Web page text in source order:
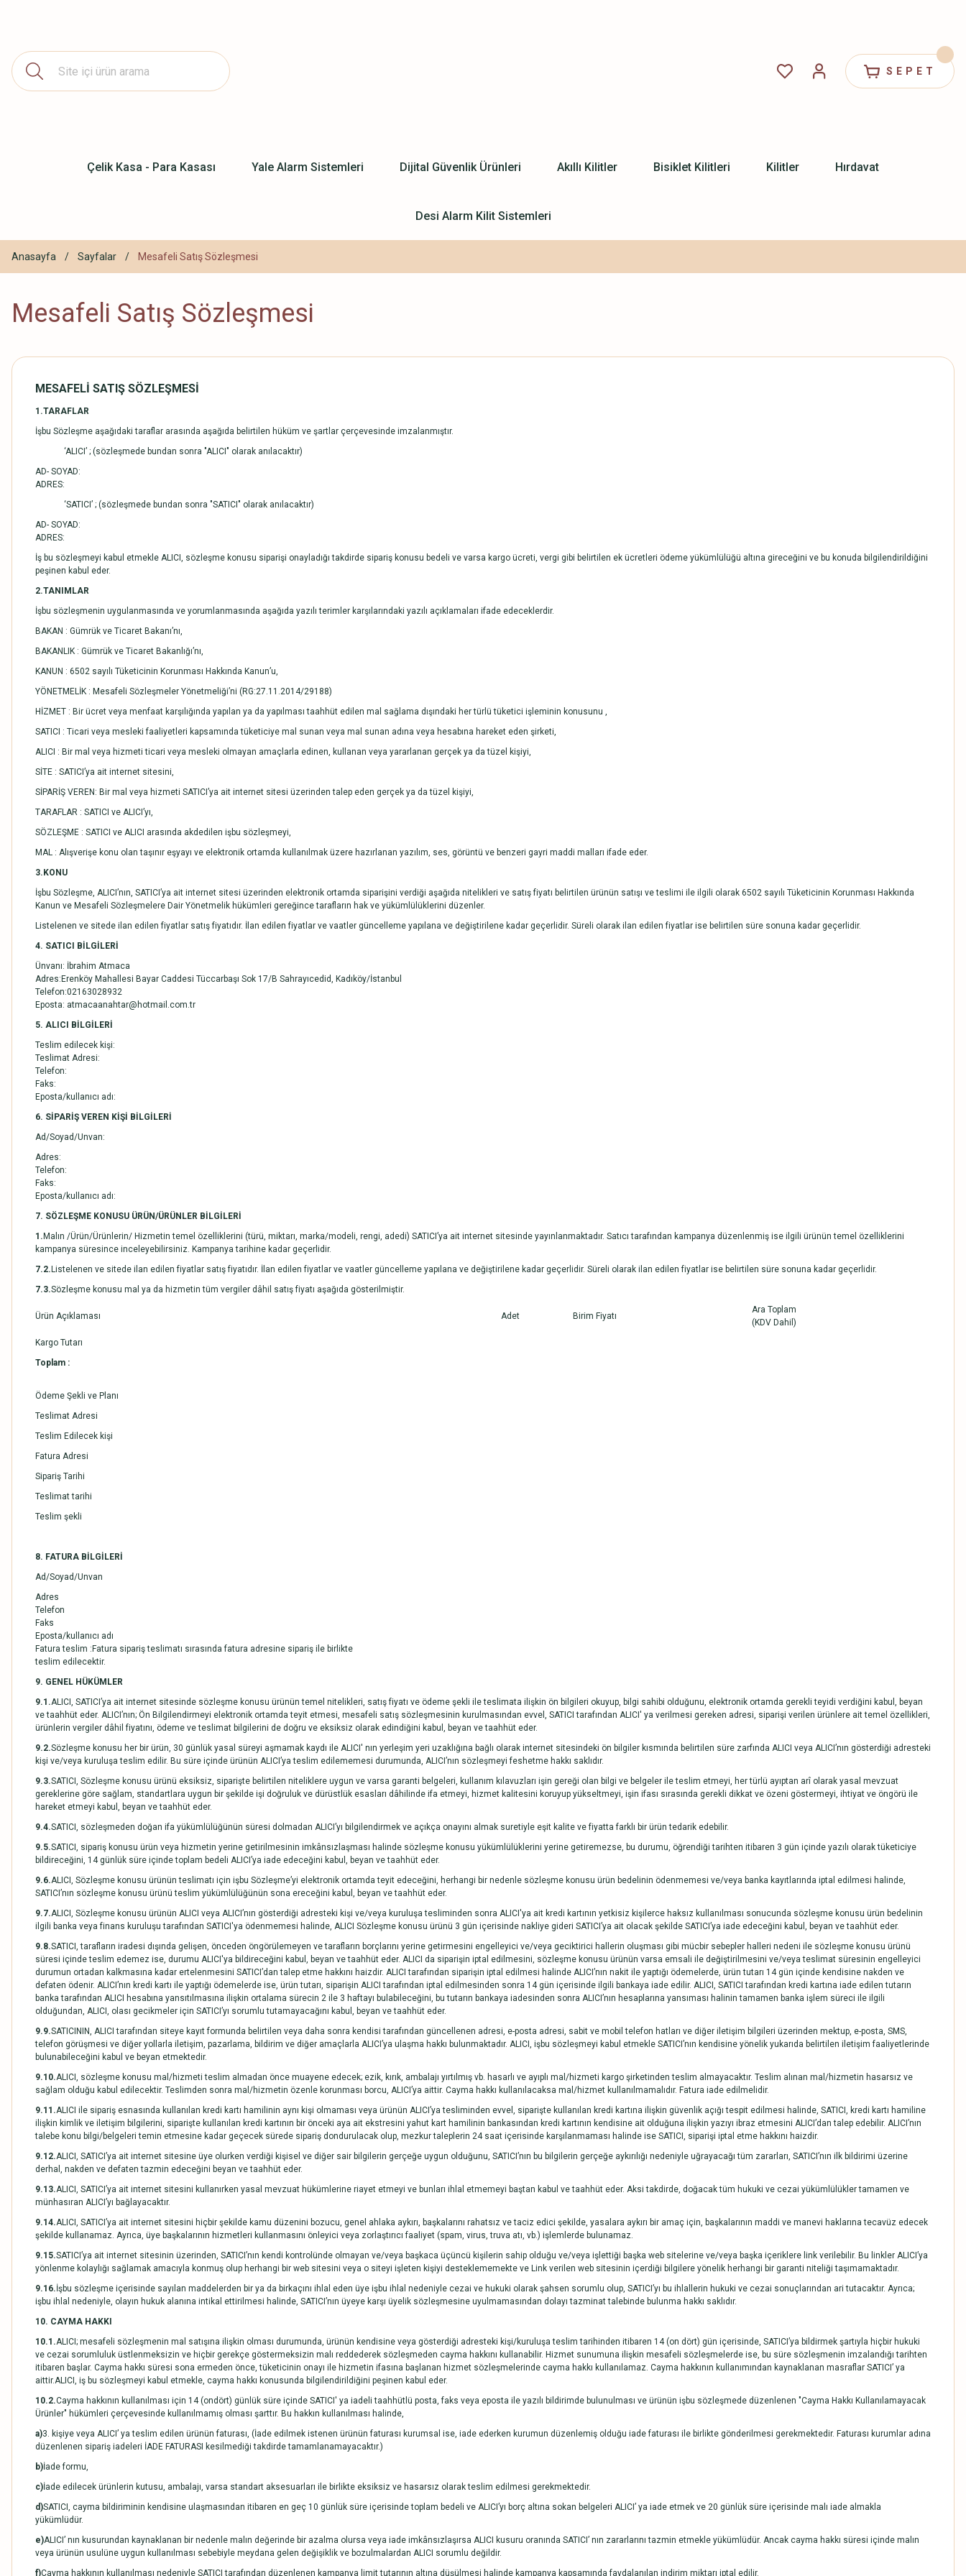
SEPET
Çelik Kasa - Para Kasası Yale Alarm Sistemleri Dijital Güvenlik Ürünleri Akıllı Kilitler Bisiklet Kilitleri Kilitler Hırdavat
Desi Alarm Kilit Sistemleri
Anasayfa Sayfalar Mesafeli Satış Sözleşmesi
Mesafeli Satış Sözleşmesi
MESAFELİ SATIŞ SÖZLEŞMESİ
1.TARAFLAR
İşbu Sözleşme aşağıdaki taraflar arasında aşağıda belirtilen hüküm ve şartlar çerçevesinde imzalanmıştır.
‘ALICI’ ; (sözleşmede bundan sonra "ALICI" olarak anılacaktır)
AD- SOYAD:
ADRES:
‘SATICI’ ; (sözleşmede bundan sonra "SATICI" olarak anılacaktır)
AD- SOYAD:
ADRES:
İş bu sözleşmeyi kabul etmekle ALICI, sözleşme konusu siparişi onayladığı takdirde sipariş konusu bedeli ve varsa kargo ücreti, vergi gibi belirtilen ek ücretleri ödeme yükümlülüğü altına gireceğini ve bu konuda bilgilendirildiğini
peşinen kabul eder.
2.TANIMLAR
İşbu sözleşmenin uygulanmasında ve yorumlanmasında aşağıda yazılı terimler karşılarındaki yazılı açıklamaları ifade edeceklerdir.
BAKAN : Gümrük ve Ticaret Bakanı’nı,
BAKANLIK : Gümrük ve Ticaret Bakanlığı’nı,
KANUN : 6502 sayılı Tüketicinin Korunması Hakkında Kanun’u,
YÖNETMELİK : Mesafeli Sözleşmeler Yönetmeliği’ni (RG:27.11.2014/29188)
HİZMET : Bir ücret veya menfaat karşılığında yapılan ya da yapılması taahhüt edilen mal sağlama dışındaki her türlü tüketici işleminin konusunu ,
SATICI : Ticari veya mesleki faaliyetleri kapsamında tüketiciye mal sunan veya mal sunan adına veya hesabına hareket eden şirketi,
ALICI : Bir mal veya hizmeti ticari veya mesleki olmayan amaçlarla edinen, kullanan veya yararlanan gerçek ya da tüzel kişiyi,
SİTE : SATICI’ya ait internet sitesini,
SİPARİŞ VEREN: Bir mal veya hizmeti SATICI’ya ait internet sitesi üzerinden talep eden gerçek ya da tüzel kişiyi,
TARAFLAR : SATICI ve ALICI’yı,
SÖZLEŞME : SATICI ve ALICI arasında akdedilen işbu sözleşmeyi,
MAL : Alışverişe konu olan taşınır eşyayı ve elektronik ortamda kullanılmak üzere hazırlanan yazılım, ses, görüntü ve benzeri gayri maddi malları ifade eder.
3.KONU
İşbu Sözleşme, ALICI’nın, SATICI’ya ait internet sitesi üzerinden elektronik ortamda siparişini verdiği aşağıda nitelikleri ve satış fiyatı belirtilen ürünün satışı ve teslimi ile ilgili olarak 6502 sayılı Tüketicinin Korunması Hakkında
Kanun ve Mesafeli Sözleşmelere Dair Yönetmelik hükümleri gereğince tarafların hak ve yükümlülüklerini düzenler.
Listelenen ve sitede ilan edilen fiyatlar satış fiyatıdır. İlan edilen fiyatlar ve vaatler güncelleme yapılana ve değiştirilene kadar geçerlidir. Süreli olarak ilan edilen fiyatlar ise belirtilen süre sonuna kadar geçerlidir.
4. SATICI BİLGİLERİ
Ünvanı: İbrahim Atmaca
Adres:Erenköy Mahallesi Bayar Caddesi Tüccarbaşı Sok 17/B Sahrayıcedid, Kadıköy/İstanbul
Telefon:02163028932
Eposta: atmacaanahtar@hotmail.com.tr
5. ALICI BİLGİLERİ
Teslim edilecek kişi:
Teslimat Adresi:
Telefon:
Faks:
Eposta/kullanıcı adı:
6. SİPARİŞ VEREN KİŞİ BİLGİLERİ
Ad/Soyad/Unvan:
Adres:
Telefon:
Faks:
Eposta/kullanıcı adı:
7. SÖZLEŞME KONUSU ÜRÜN/ÜRÜNLER BİLGİLERİ
1. Malın /Ürün/Ürünlerin/ Hizmetin temel özelliklerini (türü, miktarı, marka/modeli, rengi, adedi) SATICI’ya ait internet sitesinde yayınlanmaktadır. Satıcı tarafından kampanya düzenlenmiş ise ilgili ürünün temel özelliklerini
kampanya süresince inceleyebilirsiniz. Kampanya tarihine kadar geçerlidir.
7.2. Listelenen ve sitede ilan edilen fiyatlar satış fiyatıdır. İlan edilen fiyatlar ve vaatler güncelleme yapılana ve değiştirilene kadar geçerlidir. Süreli olarak ilan edilen fiyatlar ise belirtilen süre sonuna kadar geçerlidir.
7.3.Sözleşme konusu mal ya da hizmetin tüm vergiler dâhil satış fiyatı aşağıda gösterilmiştir.
Ürün Açıklaması Adet Birim Fiyatı
Ara Toplam
(KDV Dahil)
Kargo Tutarı
Toplam :
Ödeme Şekli ve Planı
Teslimat Adresi
Teslim Edilecek kişi
Fatura Adresi
Sipariş Tarihi
Teslimat tarihi
Teslim şekli
8. FATURA BİLGİLERİ
Ad/Soyad/Unvan
Adres
Telefon
Faks
Eposta/kullanıcı adı
Fatura teslim :Fatura sipariş teslimatı sırasında fatura adresine sipariş ile birlikte
teslim edilecektir.
9. GENEL HÜKÜMLER
9.1.ALICI, SATICI’ya ait internet sitesinde sözleşme konusu ürünün temel nitelikleri, satış fiyatı ve ödeme şekli ile teslimata ilişkin ön bilgileri okuyup, bilgi sahibi olduğunu, elektronik ortamda gerekli teyidi verdiğini kabul, beyan
ve taahhüt eder. ALICI’nın; Ön Bilgilendirmeyi elektronik ortamda teyit etmesi, mesafeli satış sözleşmesinin kurulmasından evvel, SATICI tarafından ALICI' ya verilmesi gereken adresi, siparişi verilen ürünlere ait temel özellikleri,
ürünlerin vergiler dâhil fiyatını, ödeme ve teslimat bilgilerini de doğru ve eksiksiz olarak edindiğini kabul, beyan ve taahhüt eder.
9.2.Sözleşme konusu her bir ürün, 30 günlük yasal süreyi aşmamak kaydı ile ALICI' nın yerleşim yeri uzaklığına bağlı olarak internet sitesindeki ön bilgiler kısmında belirtilen süre zarfında ALICI veya ALICI’nın gösterdiği adresteki
kişi ve/veya kuruluşa teslim edilir. Bu süre içinde ürünün ALICI’ya teslim edilememesi durumunda, ALICI’nın sözleşmeyi feshetme hakkı saklıdır.
9.3.SATICI, Sözleşme konusu ürünü eksiksiz, siparişte belirtilen niteliklere uygun ve varsa garanti belgeleri, kullanım kılavuzları işin gereği olan bilgi ve belgeler ile teslim etmeyi, her türlü ayıptan arî olarak yasal mevzuat
gereklerine göre sağlam, standartlara uygun bir şekilde işi doğruluk ve dürüstlük esasları dâhilinde ifa etmeyi, hizmet kalitesini koruyup yükseltmeyi, işin ifası sırasında gerekli dikkat ve özeni göstermeyi, ihtiyat ve öngörü ile
hareket etmeyi kabul, beyan ve taahhüt eder.
9.4.SATICI, sözleşmeden doğan ifa yükümlülüğünün süresi dolmadan ALICI’yı bilgilendirmek ve açıkça onayını almak suretiyle eşit kalite ve fiyatta farklı bir ürün tedarik edebilir.
9.5.SATICI, sipariş konusu ürün veya hizmetin yerine getirilmesinin imkânsızlaşması halinde sözleşme konusu yükümlülüklerini yerine getiremezse, bu durumu, öğrendiği tarihten itibaren 3 gün içinde yazılı olarak tüketiciye
bildireceğini, 14 günlük süre içinde toplam bedeli ALICI’ya iade edeceğini kabul, beyan ve taahhüt eder.
9.6.ALICI, Sözleşme konusu ürünün teslimatı için işbu Sözleşme’yi elektronik ortamda teyit edeceğini, herhangi bir nedenle sözleşme konusu ürün bedelinin ödenmemesi ve/veya banka kayıtlarında iptal edilmesi halinde,
SATICI’nın sözleşme konusu ürünü teslim yükümlülüğünün sona ereceğini kabul, beyan ve taahhüt eder.
9.7.ALICI, Sözleşme konusu ürünün ALICI veya ALICI’nın gösterdiği adresteki kişi ve/veya kuruluşa tesliminden sonra ALICI'ya ait kredi kartının yetkisiz kişilerce haksız kullanılması sonucunda sözleşme konusu ürün bedelinin
ilgili banka veya finans kuruluşu tarafından SATICI'ya ödenmemesi halinde, ALICI Sözleşme konusu ürünü 3 gün içerisinde nakliye gideri SATICI’ya ait olacak şekilde SATICI’ya iade edeceğini kabul, beyan ve taahhüt eder.
9.8.SATICI, tarafların iradesi dışında gelişen, önceden öngörülemeyen ve tarafların borçlarını yerine getirmesini engelleyici ve/veya geciktirici hallerin oluşması gibi mücbir sebepler halleri nedeni ile sözleşme konusu ürünü
süresi içinde teslim edemez ise, durumu ALICI'ya bildireceğini kabul, beyan ve taahhüt eder. ALICI da siparişin iptal edilmesini, sözleşme konusu ürünün varsa emsali ile değiştirilmesini ve/veya teslimat süresinin engelleyici
durumun ortadan kalkmasına kadar ertelenmesini SATICI’dan talep etme hakkını haizdir. ALICI tarafından siparişin iptal edilmesi halinde ALICI’nın nakit ile yaptığı ödemelerde, ürün tutarı 14 gün içinde kendisine nakden ve
defaten ödenir. ALICI’nın kredi kartı ile yaptığı ödemelerde ise, ürün tutarı, siparişin ALICI tarafından iptal edilmesinden sonra 14 gün içerisinde ilgili bankaya iade edilir. ALICI, SATICI tarafından kredi kartına iade edilen tutarın
banka tarafından ALICI hesabına yansıtılmasına ilişkin ortalama sürecin 2 ile 3 haftayı bulabileceğini, bu tutarın bankaya iadesinden sonra ALICI’nın hesaplarına yansıması halinin tamamen banka işlem süreci ile ilgili
olduğundan, ALICI, olası gecikmeler için SATICI’yı sorumlu tutamayacağını kabul, beyan ve taahhüt eder.
9.9.SATICININ, ALICI tarafından siteye kayıt formunda belirtilen veya daha sonra kendisi tarafından güncellenen adresi, e-posta adresi, sabit ve mobil telefon hatları ve diğer iletişim bilgileri üzerinden mektup, e-posta, SMS,
telefon görüşmesi ve diğer yollarla iletişim, pazarlama, bildirim ve diğer amaçlarla ALICI’ya ulaşma hakkı bulunmaktadır. ALICI, işbu sözleşmeyi kabul etmekle SATICI’nın kendisine yönelik yukarıda belirtilen iletişim faaliyetlerinde
bulunabileceğini kabul ve beyan etmektedir.
9.10.ALICI, sözleşme konusu mal/hizmeti teslim almadan önce muayene edecek; ezik, kırık, ambalajı yırtılmış vb. hasarlı ve ayıplı mal/hizmeti kargo şirketinden teslim almayacaktır. Teslim alınan mal/hizmetin hasarsız ve
sağlam olduğu kabul edilecektir. Teslimden sonra mal/hizmetin özenle korunması borcu, ALICI’ya aittir. Cayma hakkı kullanılacaksa mal/hizmet kullanılmamalıdır. Fatura iade edilmelidir.
9.11.ALICI ile sipariş esnasında kullanılan kredi kartı hamilinin aynı kişi olmaması veya ürünün ALICI’ya tesliminden evvel, siparişte kullanılan kredi kartına ilişkin güvenlik açığı tespit edilmesi halinde, SATICI, kredi kartı hamiline
ilişkin kimlik ve iletişim bilgilerini, siparişte kullanılan kredi kartının bir önceki aya ait ekstresini yahut kart hamilinin bankasından kredi kartının kendisine ait olduğuna ilişkin yazıyı ibraz etmesini ALICI’dan talep edebilir. ALICI’nın
talebe konu bilgi/belgeleri temin etmesine kadar geçecek sürede sipariş dondurulacak olup, mezkur taleplerin 24 saat içerisinde karşılanmaması halinde ise SATICI, siparişi iptal etme hakkını haizdir.
9.12.ALICI, SATICI’ya ait internet sitesine üye olurken verdiği kişisel ve diğer sair bilgilerin gerçeğe uygun olduğunu, SATICI’nın bu bilgilerin gerçeğe aykırılığı nedeniyle uğrayacağı tüm zararları, SATICI’nın ilk bildirimi üzerine
derhal, nakden ve defaten tazmin edeceğini beyan ve taahhüt eder.
9.13.ALICI, SATICI’ya ait internet sitesini kullanırken yasal mevzuat hükümlerine riayet etmeyi ve bunları ihlal etmemeyi baştan kabul ve taahhüt eder. Aksi takdirde, doğacak tüm hukuki ve cezai yükümlülükler tamamen ve
münhasıran ALICI’yı bağlayacaktır.
9.14.ALICI, SATICI’ya ait internet sitesini hiçbir şekilde kamu düzenini bozucu, genel ahlaka aykırı, başkalarını rahatsız ve taciz edici şekilde, yasalara aykırı bir amaç için, başkalarının maddi ve manevi haklarına tecavüz edecek
şekilde kullanamaz. Ayrıca, üye başkalarının hizmetleri kullanmasını önleyici veya zorlaştırıcı faaliyet (spam, virus, truva atı, vb.) işlemlerde bulunamaz.
9.15.SATICI’ya ait internet sitesinin üzerinden, SATICI’nın kendi kontrolünde olmayan ve/veya başkaca üçüncü kişilerin sahip olduğu ve/veya işlettiği başka web sitelerine ve/veya başka içeriklere link verilebilir. Bu linkler ALICI’ya
yönlenme kolaylığı sağlamak amacıyla konmuş olup herhangi bir web sitesini veya o siteyi işleten kişiyi desteklememekte ve Link verilen web sitesinin içerdiği bilgilere yönelik herhangi bir garanti niteliği taşımamaktadır.
9.16.İşbu sözleşme içerisinde sayılan maddelerden bir ya da birkaçını ihlal eden üye işbu ihlal nedeniyle cezai ve hukuki olarak şahsen sorumlu olup, SATICI’yı bu ihlallerin hukuki ve cezai sonuçlarından ari tutacaktır. Ayrıca;
işbu ihlal nedeniyle, olayın hukuk alanına intikal ettirilmesi halinde, SATICI’nın üyeye karşı üyelik sözleşmesine uyulmamasından dolayı tazminat talebinde bulunma hakkı saklıdır.
10. CAYMA HAKKI
10.1.ALICI; mesafeli sözleşmenin mal satışına ilişkin olması durumunda, ürünün kendisine veya gösterdiği adresteki kişi/kuruluşa teslim tarihinden itibaren 14 (on dört) gün içerisinde, SATICI’ya bildirmek şartıyla hiçbir hukuki
ve cezai sorumluluk üstlenmeksizin ve hiçbir gerekçe göstermeksizin malı reddederek sözleşmeden cayma hakkını kullanabilir. Hizmet sunumuna ilişkin mesafeli sözleşmelerde ise, bu süre sözleşmenin imzalandığı tarihten
itibaren başlar. Cayma hakkı süresi sona ermeden önce, tüketicinin onayı ile hizmetin ifasına başlanan hizmet sözleşmelerinde cayma hakkı kullanılamaz. Cayma hakkının kullanımından kaynaklanan masraflar SATICI’ ya
aittir.ALICI, iş bu sözleşmeyi kabul etmekle, cayma hakkı konusunda bilgilendirildiğini peşinen kabul eder.
10.2.Cayma hakkının kullanılması için 14 (ondört) günlük süre içinde SATICI' ya iadeli taahhütlü posta, faks veya eposta ile yazılı bildirimde bulunulması ve ürünün işbu sözleşmede düzenlenen "Cayma Hakkı Kullanılamayacak
Ürünler" hükümleri çerçevesinde kullanılmamış olması şarttır. Bu hakkın kullanılması halinde,
a)3. kişiye veya ALICI’ ya teslim edilen ürünün faturası, (İade edilmek istenen ürünün faturası kurumsal ise, iade ederken kurumun düzenlemiş olduğu iade faturası ile birlikte gönderilmesi gerekmektedir. Faturası kurumlar adına
düzenlenen sipariş iadeleri İADE FATURASI kesilmediği takdirde tamamlanamayacaktır.)
b)İade formu,
c)İade edilecek ürünlerin kutusu, ambalajı, varsa standart aksesuarları ile birlikte eksiksiz ve hasarsız olarak teslim edilmesi gerekmektedir.
d)SATICI, cayma bildiriminin kendisine ulaşmasından itibaren en geç 10 günlük süre içerisinde toplam bedeli ve ALICI’yı borç altına sokan belgeleri ALICI’ ya iade etmek ve 20 günlük süre içerisinde malı iade almakla
yükümlüdür.
e)ALICI’ nın kusurundan kaynaklanan bir nedenle malın değerinde bir azalma olursa veya iade imkânsızlaşırsa ALICI kusuru oranında SATICI’ nın zararlarını tazmin etmekle yükümlüdür. Ancak cayma hakkı süresi içinde malın
veya ürünün usulüne uygun kullanılması sebebiyle meydana gelen değişiklik ve bozulmalardan ALICI sorumlu değildir.
f)Cayma hakkının kullanılması nedeniyle SATICI tarafından düzenlenen kampanya limit tutarının altına düşülmesi halinde kampanya kapsamında faydalanılan indirim miktarı iptal edilir.